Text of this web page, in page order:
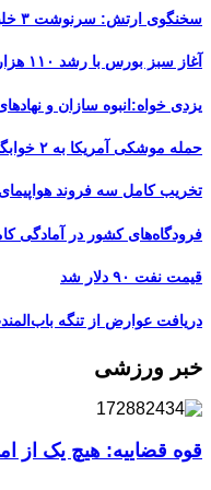
سخنگوی ارتش: سرنوشت ۳ خلبان ما هنوز مشخص نیست
آغاز سبز بورس با رشد ۱۱۰ هزار واحدی شاخص کل
یزدی خواه:انبوه سازان و
حمله موشکی آمریکا به ۲ خوابگاه دانشجویی در اهواز
تخریب کامل سه فروند هواپیمای «اِف ۳۵» آمریکا
فرودگاه‌های کشور در آمادگی
قیمت نفت ۹۰ دلار شد
دریافت عوارض از تنگه
خبر ورزشی
قوه قضاییه: هیچ یک از